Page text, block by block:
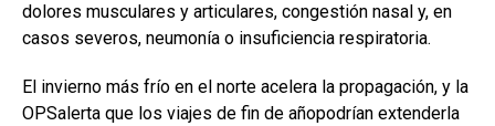
dolores musculares y articulares, congestión nasal y, en
casos severos, neumonía o insuficiencia respiratoria.
El invierno más frío en el norte acelera la propagación, y la
OPSalerta que los viajes de fin de añopodrían extenderla